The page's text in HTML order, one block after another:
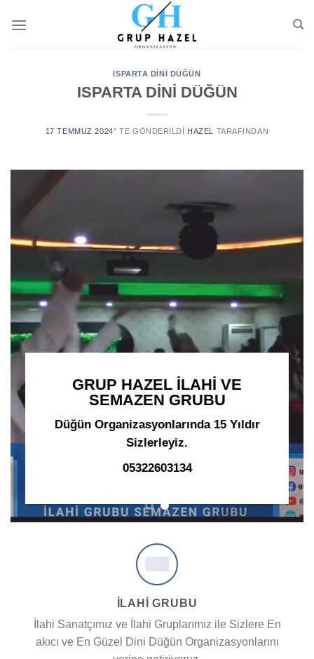
ISPARTA DİNİ DÜĞÜN
ISPARTA DİNİ DÜĞÜN
17 TEMMUZ 2024’' TE GÖNDERILDI HAZEL TARAFINDAN
GRUP HAZEL İLAHİ VE
SEMAZEN GRUBU
Düğün Organizasyonlarında 15 Yıldır
Sizlerleyiz.
05322603134
İLAHİ GRUBU
İlahi Sanatçımız ve İlahi Gruplarımız ile Sizlere En
akıcı ve En Güzel Dini Düğün Organizasyonlarını